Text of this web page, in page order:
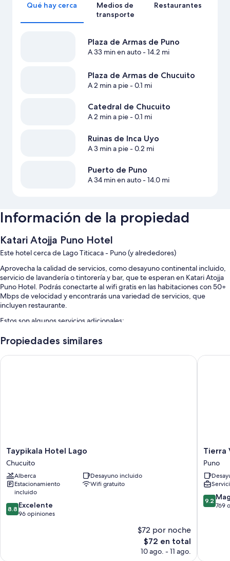
Qué hay cerca
Medios de
transporte
Restaurantes
Plaza de Armas de Puno
A 33 min en auto- 14.2 mi
Plaza de Armas de Chucuito
A 2 min a pie- 0.1 mi
Catedral de Chucuito
A 2 min a pie- 0.1 mi
Ruinas de Inca Uyo
A 3 min a pie- 0.2 mi
Puerto de Puno
A 34 min en auto- 14.0 mi
Información de la propiedad
Katari Atojja Puno Hotel
Este hotel cerca de Lago Titicaca - Puno (y alrededores)
Aprovecha la calidad de servicios, como desayuno continental incluido,
servicio de lavandería o tintorería y bar, que te esperan en Katari Atojja
Puno Hotel. Podrás conectarte al wifi gratis en las habitaciones con 50+
Mbps de velocidad y encontrarás una variedad de servicios, que
incluyen restaurante.
Estos son algunos servicios adicionales:
Estacionamiento gratis
Televisiones con canales por cable
Propiedades similares
Taypikala
Hotel
Lago
Chucuito
Taypikala Hotel Lago
Chucuito
Alberca
Desayuno incluido
Estacionamiento
incluido
Wifi gratuito
8.8
de
8.8 Excelente
96 opiniones
$72 por noche
El
precio
$72 en total
10 ago. - 11 ago.
Taypikala Hotel Lago
Tierra
Viva
Puno
Plaza
Puno
Tierra
Puno
9.2
de
9.2
769
Tierra